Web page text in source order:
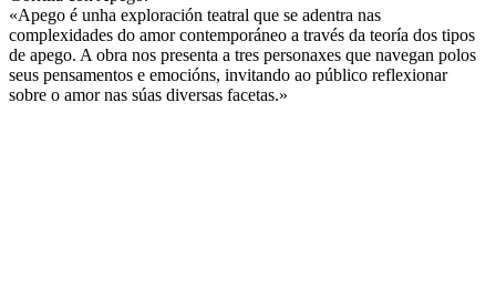
«Apego é unha exploración teatral que se adentra nas
complexidades do amor contemporáneo a través da teoría dos tipos
de apego. A obra nos presenta a tres personaxes que navegan polos
seus pensamentos e emocións, invitando ao público reflexionar
sobre o amor nas súas diversas facetas.»